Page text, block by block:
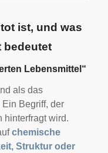
ist, und was
bedeutet
Lebensmittel“
als das
Ein Begriff, der
hinterfragt wird.
chemische
Struktur oder